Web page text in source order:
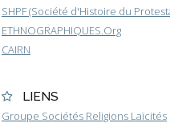
SHPF (Société d'Histoire du
ETHNOGRAPHIQUES.Org
CAIRN
LIENS
Groupe Sociétés Religions Laïcités